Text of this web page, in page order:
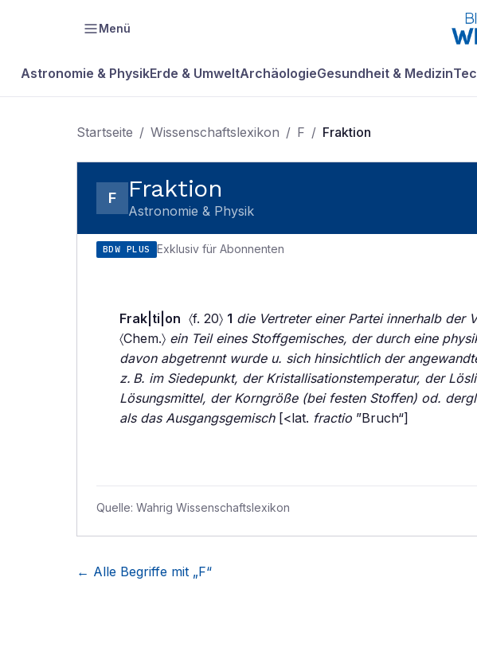
Menü
Astronomie & PhysikErde & UmweltArchäologieGesundheit & Medizin
Startseite / Wissenschaftslexikon / F / Fraktion
F Fraktion
Astronomie & Physik
BDW PLUS Exklusiv für Abonnenten
Frak|ti|on 〈f. 20〉 1 die Vertreter einer Partei innerhalb der
〈Chem.〉 ein Teil eines Stoffgemisches, der durch eine
davon abgetrennt wurde u. sich hinsichtlich der
z. B. im Siedepunkt, der Kristallisationstemperatur, der
Lösungsmittel, der Korngröße (bei festen Stoffen) od.
als das Ausgangsgemisch[<lat. fractio ”Bruch“]
Quelle: Wahrig Wissenschaftslexikon
← Alle Begriffe mit „F“